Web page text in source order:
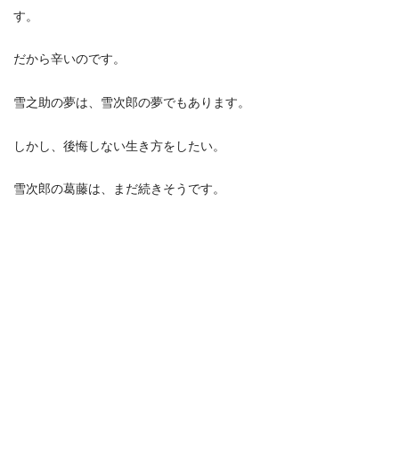
す。
だから辛いのです。
雪之助の夢は、雪次郎の夢でもあります。
しかし、後悔しない生き方をしたい。
雪次郎の葛藤は、まだ続きそうです。